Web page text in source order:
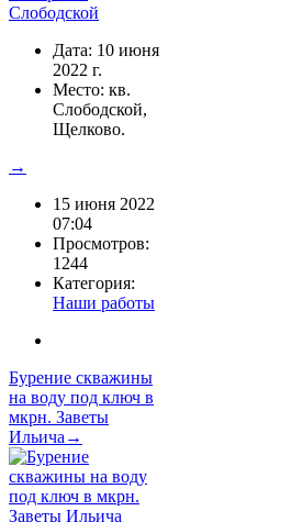
Дата: 10 июня
2022 г.
Место: кв.
Слободской,
Щелково.
→
15 июня 2022
07:04
Просмотров:
1244
Категория:
Наши работы
Бурение скважины
на воду под ключ в
мкрн. Заветы
Ильича→